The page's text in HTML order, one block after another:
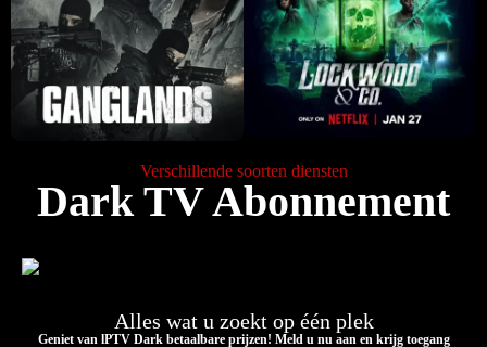
Verschillende soorten diensten
Dark TV Abonnement
Alles wat u zoekt op één plek
Geniet van lPTV Dark betaalbare prijzen! Meld u nu aan en krijg toegang